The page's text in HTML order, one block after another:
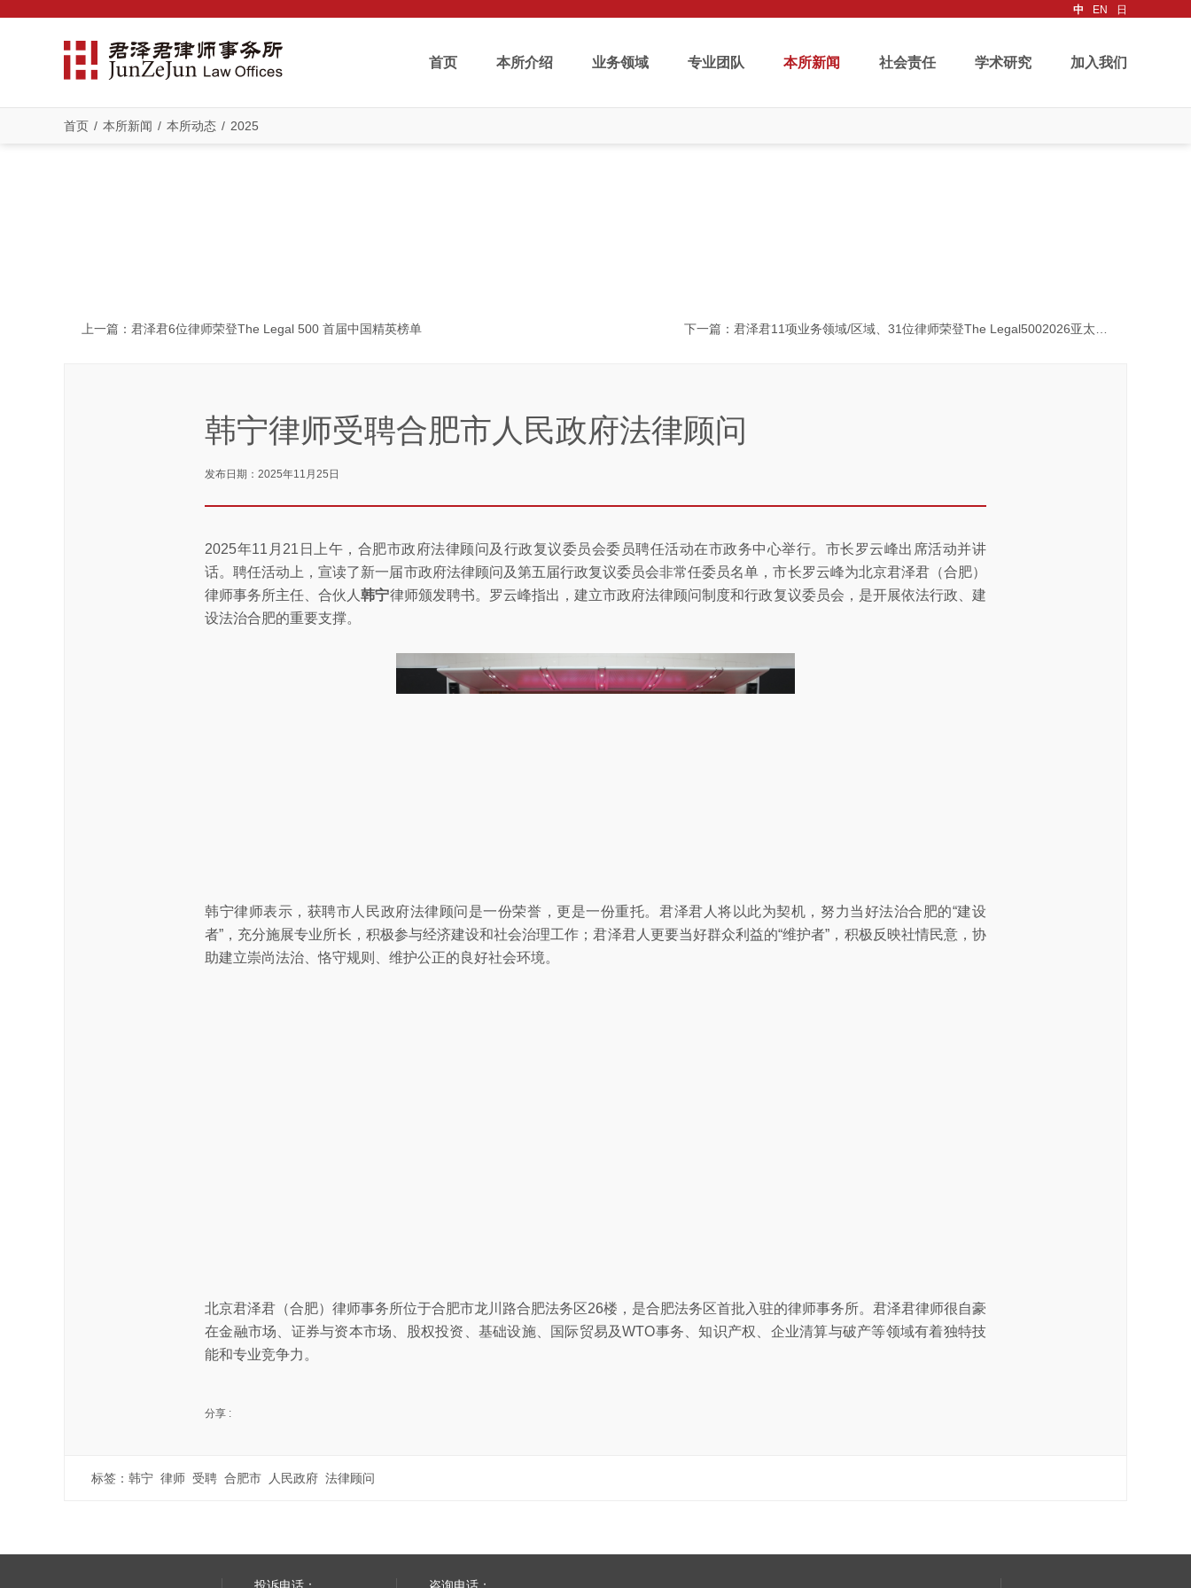
中 EN 日
首页 本所介绍 业务领域 专业团队 本所新闻 社会责任 学术研究 加入我们
首页 / 本所新闻 / 本所动态 / 2025
上一篇 ：君泽君6位律师荣登The Legal 500 首届中国精英榜单 下一篇 ：君泽君11项业务领域/区域、31位律师荣登The Legal5002026亚太大中华区榜单
韩宁律师受聘合肥市人民政府法律顾问
发布日期：2025年11月25日
2025年11月21日上午，合肥市政府法律顾问及行政复议委员会委员聘任活动在市政务中心举行。市长罗云峰出席活动并讲
话。聘任活动上，宣读了新一届市政府法律顾问及第五届行政复议委员会非常任委员名单，市长罗云峰为北京君泽君（合肥）
律师事务所主任、合伙人韩宁律师颁发聘书。罗云峰指出，建立市政府法律顾问制度和行政复议委员会，是开展依法行政、建
设法治合肥的重要支撑。
韩宁律师表示，获聘市人民政府法律顾问是一份荣誉，更是一份重托。君泽君人将以此为契机，努力当好法治合肥的“建设
者”，充分施展专业所长，积极参与经济建设和社会治理工作；君泽君人更要当好群众利益的“维护者”，积极反映社情民意，协
助建立崇尚法治、恪守规则、维护公正的良好社会环境。
北京君泽君（合肥）律师事务所位于合肥市龙川路合肥法务区26楼，是合肥法务区首批入驻的律师事务所。君泽君律师很自豪
在金融市场、证券与资本市场、股权投资、基础设施、国际贸易及WTO事务、知识产权、企业清算与破产等领域有着独特技
能和专业竞争力。
分享 :
标签： 韩宁 律师 受聘 合肥市 人民政府 法律顾问